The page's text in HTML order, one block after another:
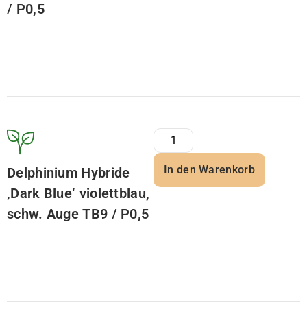
/ P0,5
Delphinium Hybride
‚Dark Blue‘ violettblau,
schw. Auge TB9 / P0,5
In den Warenkorb